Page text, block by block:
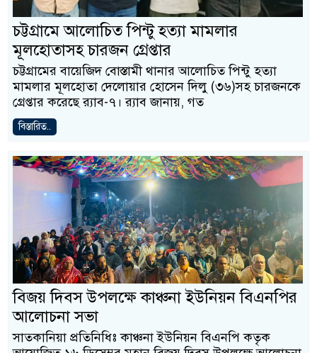
চট্টগ্রামে আলোচিত পিন্টু হত্যা মামলার
মূলহোতাসহ চারজন গ্রেপ্তার
চট্টগ্রামের বায়েজিদ বোস্তামী থানার আলোচিত পিন্টু হত্যা
মামলার মূলহোতা দেলোয়ার হোসেন দিলু (৩৬)সহ চারজনকে
গ্রেপ্তার করেছে র‌্যাব-৭। র‌্যাব জানায়, গত
বিস্তারিত..
বিজয় দিবস উপলক্ষে কাঞ্চনা ইউনিয়ন বিএনপির
আলোচনা সভা
সাতকানিয়া প্রতিনিধিঃ কাঞ্চনা ইউনিয়ন বিএনপি কতৃক